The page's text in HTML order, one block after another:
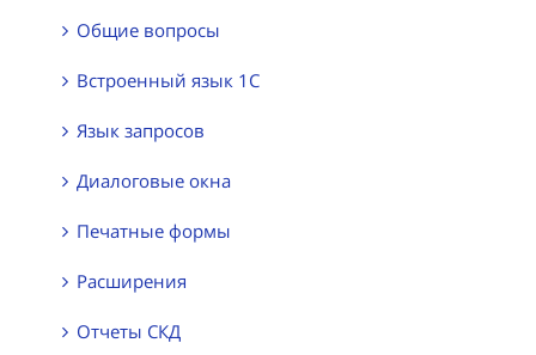
Общие вопросы
Встроенный язык 1С
Язык запросов
Диалоговые окна
Печатные формы
Расширения
Отчеты СКД